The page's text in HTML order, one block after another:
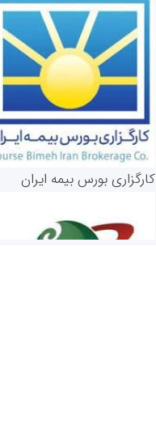
کارگزاری بورس بیمه ایران